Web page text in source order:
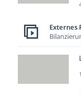
Externes